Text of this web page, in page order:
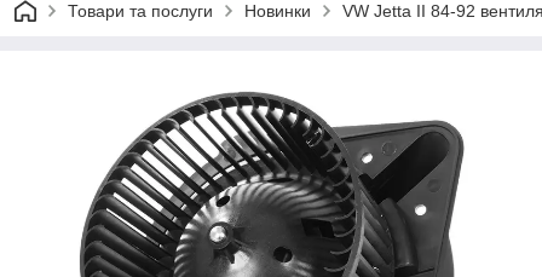
Товари та послуги Новинки VW Jetta II 84-92